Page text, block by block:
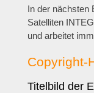
In der nächsten
Satelliten
und arbeitet
Copyright-
Titelbild der